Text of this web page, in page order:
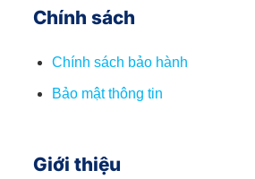
Chính sách
Chính sách bảo hành
Bảo mật thông tin
Giới thiệu